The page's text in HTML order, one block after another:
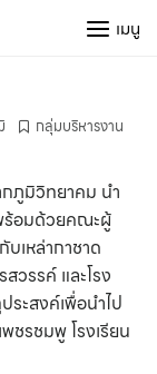
เมนู
กลุ่มบริหารงาน
ภูมิวิทยาคม นำ
ร้อมด้วยคณะผู้
เหล่ากาชาด
วรรค์ และโรง
ะสงค์เพื่อนำไป
ชรชมพู โรงเรียน